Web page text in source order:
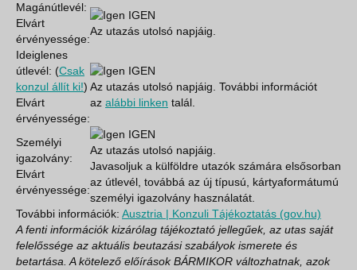
Magánútlevél:
Elvárt
érvényessége:
IGEN
Az utazás utolsó napjáig.
Ideiglenes
útlevél: (Csak
konzul állít ki!)
Elvárt
érvényessége:
IGEN
Az utazás utolsó napjáig. További információt
az alábbi linken talál.
Személyi
igazolvány:
Elvárt
érvényessége:
IGEN
Az utazás utolsó napjáig.
Javasoljuk a külföldre utazók számára elsősorban
az útlevél, továbbá az új típusú, kártyaformátumú
személyi igazolvány használatát.
További információk: Ausztria | Konzuli Tájékoztatás (gov.hu)
A fenti információk kizárólag tájékoztató jellegűek, az utas saját
felelőssége az aktuális beutazási szabályok ismerete és
betartása. A kötelező előírások BÁRMIKOR változhatnak, azok